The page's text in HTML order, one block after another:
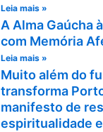
Leia mais »
A Alma Gaúcha
com Memória
Leia mais »
Muito além do
transforma
manifesto de
espiritualidade